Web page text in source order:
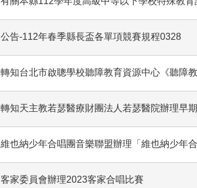
公告-112年春季縣長盃各單項競賽規程0328
轉知台北市啟聰學校聽障教育資源中心《聽障
轉知天主教若瑟醫療財團法人若瑟醫院辦理早
維也納少年合唱團音樂聯盟辦理「維也納少年
客家委員會辦理2023客家合唱比賽